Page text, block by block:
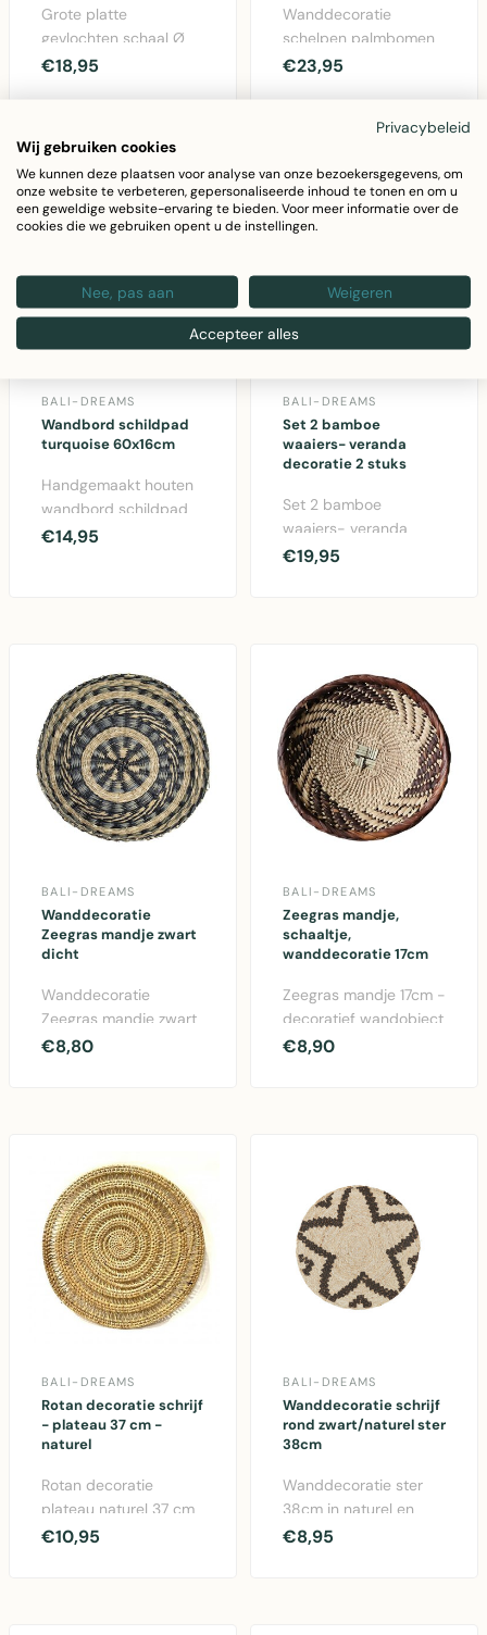
Grote platte
gevlochten schaal Ø
50 cm van
€18,95
Wanddecoratie
schelpen palmbomen
34x36x1cm -
€23,95
BALI-DREAMS
Wandbord schildpad
turquoise 60x16cm
Handgemaakt houten
wandbord schildpad
turquoise 60x16cm
€14,95
BALI-DREAMS
Set 2 bamboe
waaiers- veranda
decoratie 2 stuks
Set 2 bamboe
waaiers- veranda
decoratie 2 stuks
€19,95
BALI-DREAMS
Wanddecoratie
Zeegras mandje zwart
dicht
Wanddecoratie
Zeegras mandje zwart
dicht - decoratief
€8,80
BALI-DREAMS
Zeegras mandje,
schaaltje,
wanddecoratie 17cm
Zeegras mandje 17cm -
decoratief wandobject
en schaaltje van
€8,90
BALI-DREAMS
Rotan decoratie schrijf
- plateau 37 cm -
naturel
Rotan decoratie
plateau naturel 37 cm
- handgemaakt
€10,95
BALI-DREAMS
Wanddecoratie schrijf
rond zwart/naturel ster
38cm
Wanddecoratie ster
38cm in naturel en
zwart maisschil voor
€8,95
Privacybeleid
Wij gebruiken cookies
We kunnen deze plaatsen voor analyse van onze bezoekersgegevens, om
onze website te verbeteren, gepersonaliseerde inhoud te tonen en om u
een geweldige website-ervaring te bieden. Voor meer informatie over de
cookies die we gebruiken opent u de instellingen.
Nee, pas aan Weigeren
Accepteer alles